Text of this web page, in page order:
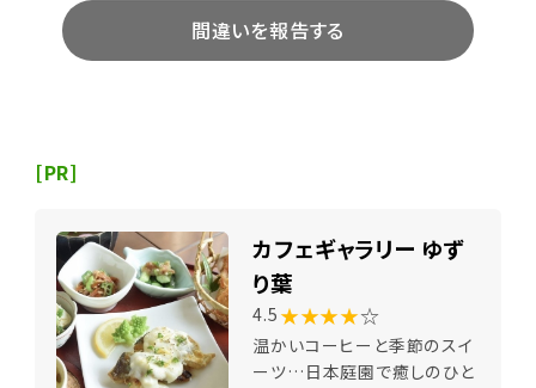
間違いを報告する
[PR]
カフェギャラリー ゆず
り葉
4.5 ★★★★☆
温かいコーヒーと季節のスイ
ーツ…日本庭園で癒しのひと